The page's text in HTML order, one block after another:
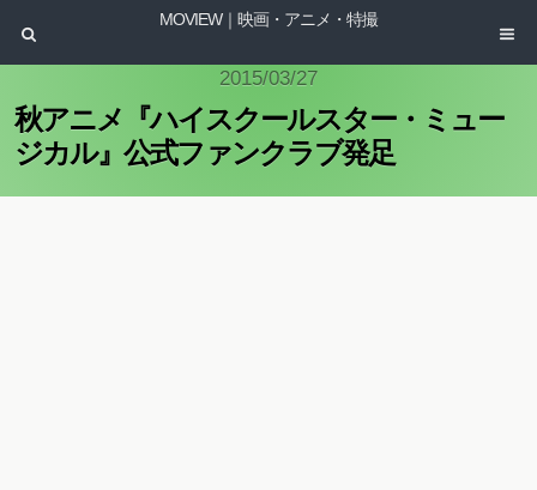
MOVIEW｜映画・アニメ・特撮
2015/03/27
秋アニメ『ハイスクールスター・ミュー
ジカル』公式ファンクラブ発足